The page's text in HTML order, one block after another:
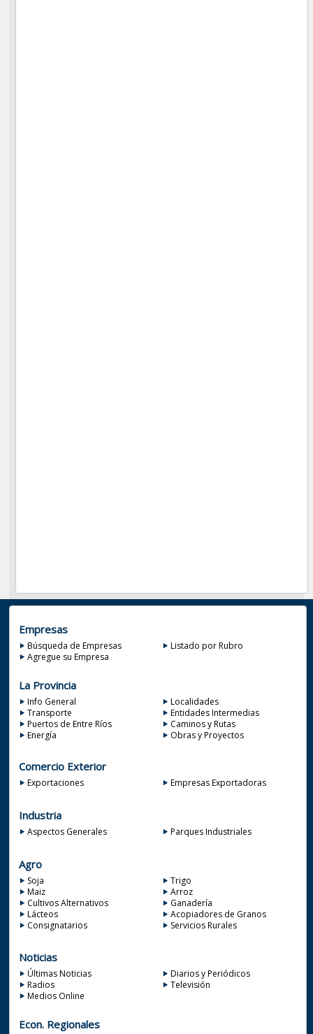
Empresas
Búsqueda de Empresas
Listado por Rubro
Agregue su Empresa
La Provincia
Info General
Localidades
Transporte
Entidades Intermedias
Puertos de Entre Ríos
Caminos y Rutas
Energía
Obras y Proyectos
Comercio Exterior
Exportaciones Empresas Exportadoras
Industria
Aspectos Generales Parques Industriales
Agro
Soja
Trigo
Maiz
Arroz
Cultivos Alternativos
Ganadería
Lácteos
Acopiadores de Granos
Consignatarios
Servicios Rurales
Noticias
Últimas Noticias
Diarios y Periódicos
Radios
Televisión
Medios Online
Econ. Regionales